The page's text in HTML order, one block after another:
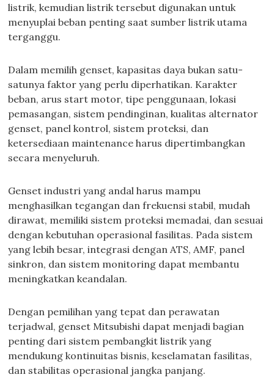
listrik, kemudian listrik tersebut digunakan untuk
menyuplai beban penting saat sumber listrik utama
terganggu.
Dalam memilih genset, kapasitas daya bukan satu-
satunya faktor yang perlu diperhatikan. Karakter
beban, arus start motor, tipe penggunaan, lokasi
pemasangan, sistem pendinginan, kualitas alternator
genset, panel kontrol, sistem proteksi, dan
ketersediaan maintenance harus dipertimbangkan
secara menyeluruh.
Genset industri yang andal harus mampu
menghasilkan tegangan dan frekuensi stabil, mudah
dirawat, memiliki sistem proteksi memadai, dan sesuai
dengan kebutuhan operasional fasilitas. Pada sistem
yang lebih besar, integrasi dengan ATS, AMF, panel
sinkron, dan sistem monitoring dapat membantu
meningkatkan keandalan.
Dengan pemilihan yang tepat dan perawatan
terjadwal, genset Mitsubishi dapat menjadi bagian
penting dari sistem pembangkit listrik yang
mendukung kontinuitas bisnis, keselamatan fasilitas,
dan stabilitas operasional jangka panjang.